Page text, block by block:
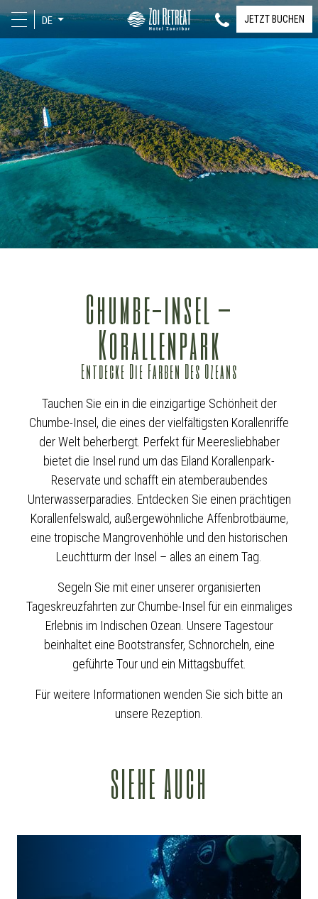
DE JETZT BUCHEN
Chumbe-insel –
Korallenpark
Entdecke Die Farben Des Ozeans
Tauchen Sie ein in die einzigartige Schönheit der
Chumbe-Insel, die eines der vielfältigsten Korallenriffe
der Welt beherbergt. Perfekt für Meeresliebhaber
bietet die Insel rund um das Eiland Korallenpark-
Reservate und schafft ein atemberaubendes
Unterwasserparadies. Entdecken Sie einen prächtigen
Korallenfelswald, außergewöhnliche Affenbrotbäume,
eine tropische Mangrovenhöhle und den historischen
Leuchtturm der Insel – alles an einem Tag.
Segeln Sie mit einer unserer organisierten
Tageskreuzfahrten zur Chumbe-Insel für ein einmaliges
Erlebnis im Indischen Ozean. Unsere Tagestour
beinhaltet eine Bootstransfer, Schnorcheln, eine
geführte Tour und ein Mittagsbuffet.
Für weitere Informationen wenden Sie sich bitte an
unsere Rezeption.
SIEHE AUCH